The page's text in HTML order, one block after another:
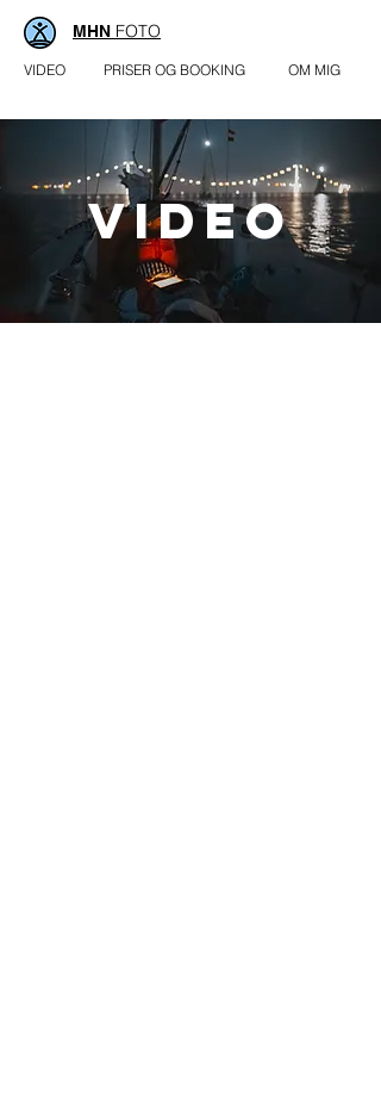
VIDEO PRISER OG BOOKING OM MIG
MHN FOTO
VIDEO